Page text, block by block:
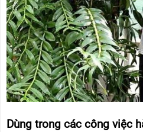
Dùng trong các công việc